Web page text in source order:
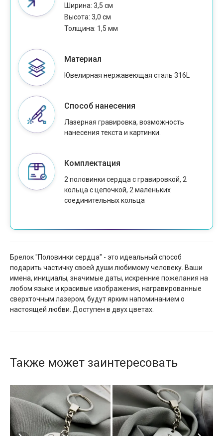
Ширина: 3,5 см
Высота: 3,0 см
Толщина: 1,5 мм
Материал
Ювелирная нержавеющая сталь 316L
Способ нанесения
Лазерная гравировка, возможность
нанесения текста и картинки.
Комплектация
2 половинки сердца с гравировкой, 2
кольца с цепочкой, 2 маленьких
соединительных кольца
Брелок "Половинки сердца" - это идеальный способ
подарить частичку своей души любимому человеку. Ваши
имена, инициалы, значимые даты, искренние пожелания на
любом языке и красивые изображения, награвированные
сверхточным лазером, будут ярким напоминанием о
настоящей любви. Доступен в двух цветах.
Также может заинтересовать